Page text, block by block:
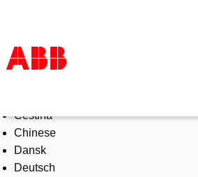
Products & Solutions
Industries
Services
About us
Čeština
Chinese
Dansk
Deutsch